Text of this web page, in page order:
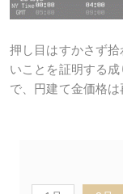
押し目はすかさず
いことを証明する
で、円建て金価格は